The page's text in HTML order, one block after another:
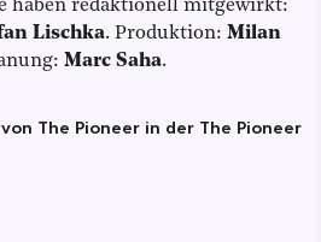
haben redaktionell mitgewirkt:
Lischka. Produktion: Milan
Marc Saha.
The Pioneer in der The Pioneer